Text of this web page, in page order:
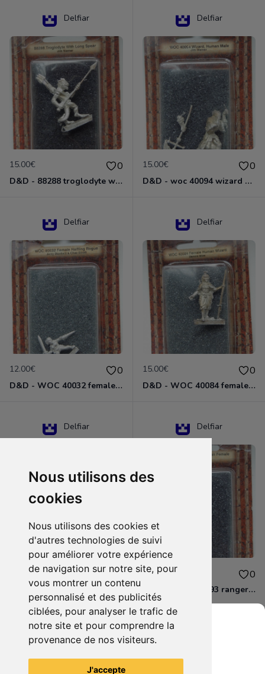
Nous utilisons des
cookies
Nous utilisons des cookies et
d'autres technologies de suivi
pour améliorer votre expérience
de navigation sur notre site, pour
vous montrer un contenu
personnalisé et des publicités
ciblées, pour analyser le trafic de
notre site et pour comprendre la
provenance de nos visiteurs.
J'accepte
Delfiar
15.00€ 0
D&D - 88288 troglodyte with long Miniature - Donjons Dragons
Delfiar
15.00€ 0
D&D - woc 40094 wizard human male Miniature - Donjons Dragons
Delfiar
12.00€ 0
D&D - WOC 40032 female halfling rogue Miniature - Donjons Dragons
Delfiar
15.00€ 0
D&D - WOC 40084 female human wizard Miniature - Donjons Dragons
Delfiar
15.00€ 0
D&D - 88286 paladin human male Miniature - Donjons Dragons
Delfiar
12.00€ 0
D&D - WOC 40093 ranger human female Miniature - Donjons Dragons
Voir tous les articles du vendeur
Grenier du Geek